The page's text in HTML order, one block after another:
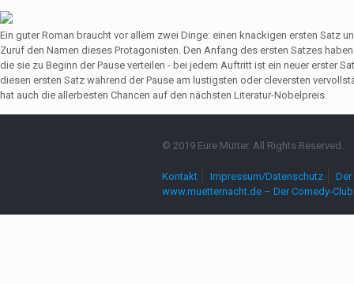
Ein guter Roman braucht vor allem zwei Dinge: einen knackigen ersten Satz
Zuruf den Namen dieses Protagonisten. Den Anfang des ersten Satzes
die sie zu Beginn der Pause verteilen - bei jedem Auftritt ist ein neuer erster
diesen ersten Satz während der Pause am lustigsten oder cleversten
hat auch die allerbesten Chancen auf den nächsten Literatur-Nobelpreis.
© 2019 Eure Mütter. All Rights Reserved.
Kontakt Impressum/Datenschutz
www.muetternacht.de – Der Comedy-Club